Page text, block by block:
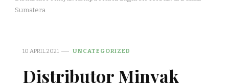
Sumatera
10 APRIL 2021 UNCATEGORIZED
Distributor Minyak